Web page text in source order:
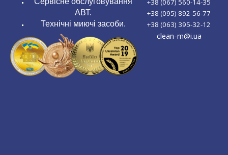
АВТ.
Технічні миючі засоби.
+38 (067) 560-14-35
+38 (095) 892-56-77
+38 (063) 395-32-12
clean-m@i.ua